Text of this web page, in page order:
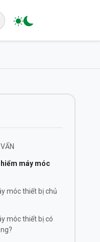
máy móc
móc thiết bị chủ
móc thiết bị có